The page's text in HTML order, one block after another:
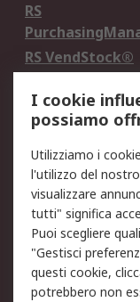
RS
RS VendStock®
Legale
Informativa
Email Security
Condizioni di
Etica e
I cookie
possiamo
Utilizziamo i
l'utilizzo del
visualizzare
tutti" significa
Puoi scegliere
"Gestisci
questi cookie,
potrebbero non